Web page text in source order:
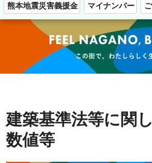
熊本地震災害義援金 マイナンバー
この街で、わたしらし
建築基準法等に関
数値等